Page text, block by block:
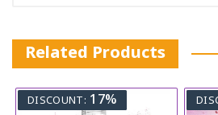
Related Products
DISCOUNT: 17%